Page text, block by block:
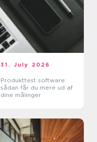
31. July 2026
Produkttest software:
sådan får du mere ud af
dine målinger